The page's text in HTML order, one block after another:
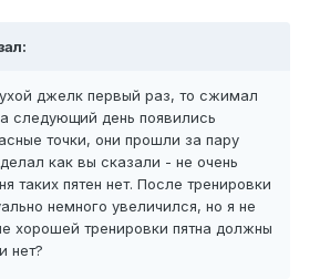
джелк первый раз, то сжимал
следующий день появились
точки, они прошли за пару
как вы сказали - не очень
таких пятен нет. После тренировки
немного увеличился, но я не
хорошей тренировки пятна должны
нет?